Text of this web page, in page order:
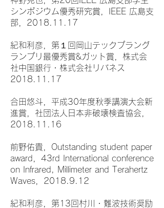
シンポジウム優秀研究賞，IEEE 広島支
部，2018.11.17
紀和利彦，第１回岡山テックプラング
ランプリ最優秀賞&ガット賞，株式会
社中国銀行・株式会社リバネス
2018.11.17
合田悠斗，平成30年度秋季講演大会新
進賞，社団法人日本非破壊検査協会，
2018.11.16
前野佑貴，Outstanding student paper
award，43rd International conference
on Infrared, Millimeter and Terahertz
Waves，2018.9.12
紀和利彦，第13回村川・難波技術奨励